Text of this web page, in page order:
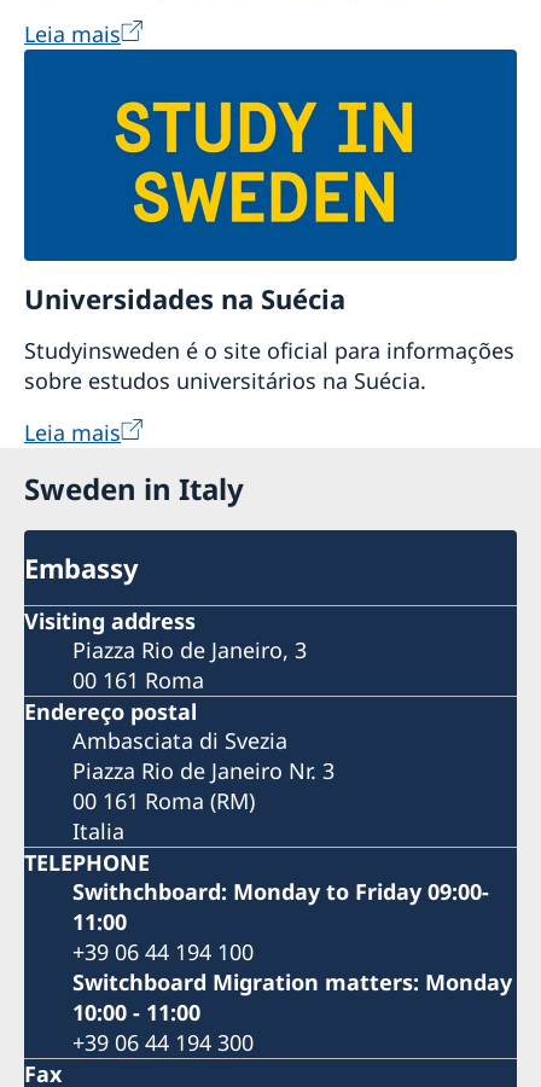
Leia mais
Universidades na Suécia
Studyinsweden é o site oficial para informações
sobre estudos universitários na Suécia.
Leia mais
Sweden in Italy
Embassy
Visiting address
Piazza Rio de Janeiro, 3
00 161 Roma
Endereço postal
Ambasciata di Svezia
Piazza Rio de Janeiro Nr. 3
00 161 Roma (RM)
Italia
TELEPHONE
Swithchboard: Monday to Friday 09:00-
11:00
+39 06 44 194 100
Switchboard Migration matters: Monday
10:00 - 11:00
+39 06 44 194 300
Fax